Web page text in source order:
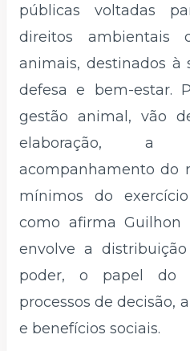
públicas voltadas
direitos ambientais
animais, destinados à
defesa e bem-estar.
gestão animal, vão
elaboração, a
acompanhamento do
mínimos do
como afirma Guilhon
envolve a
poder, o papel do
processos de decisão,
e benefícios sociais.